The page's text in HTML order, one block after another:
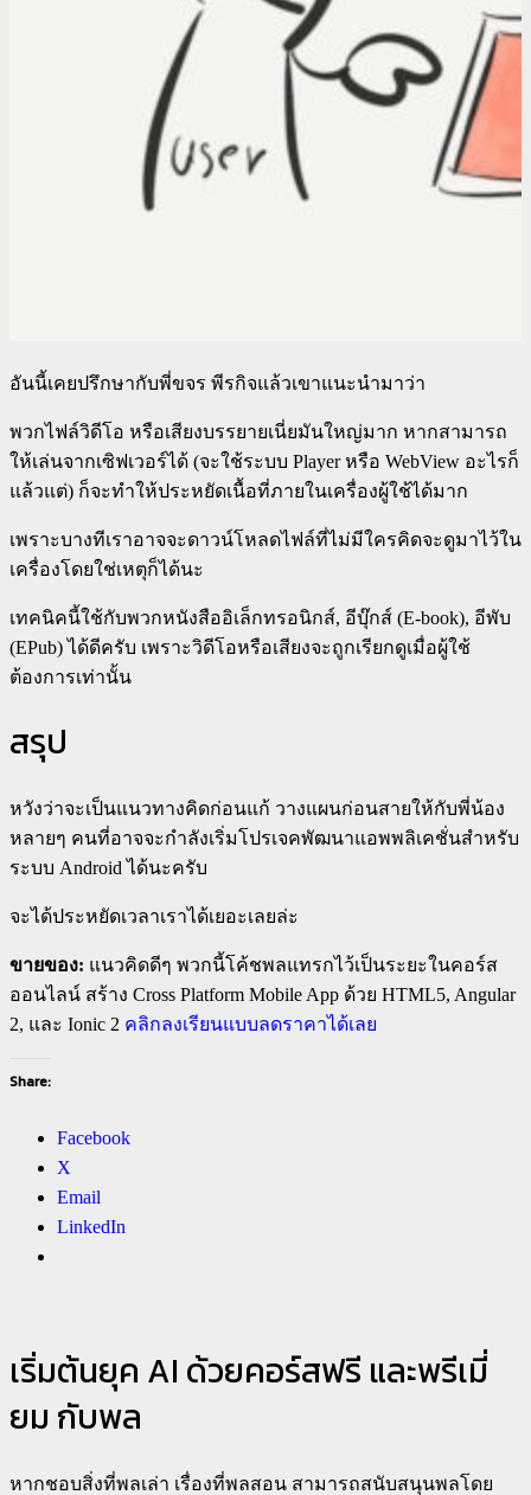
อันนี้เคยปรึกษากับพี่ขจร พีรกิจแล้วเขาแนะนำมาว่า
พวกไฟล์วิดีโอ หรือเสียงบรรยายเนี่ยมันใหญ่มาก หากสามารถ
ให้เล่นจากเซิฟเวอร์ได้ (จะใช้ระบบ Player หรือ WebView อะไรก็
แล้วแต่) ก็จะทำให้ประหยัดเนื้อที่ภายในเครื่องผู้ใช้ได้มาก
เพราะบางทีเราอาจจะดาวน์โหลดไฟล์ที่ไม่มีใครคิดจะดูมาไว้ใน
เครื่องโดยใช่เหตุก็ได้นะ
เทคนิคนี้ใช้กับพวกหนังสืออิเล็กทรอนิกส์, อีบุ๊กส์ (E-book), อีพับ
(EPub) ได้ดีครับ เพราะวิดีโอหรือเสียงจะถูกเรียกดูเมื่อผู้ใช้
ต้องการเท่านั้น
สรุป
หวังว่าจะเป็นแนวทางคิดก่อนแก้ วางแผนก่อนสายให้กับพี่น้อง
หลายๆ คนที่อาจจะกำลังเริ่มโปรเจคพัฒนาแอพพลิเคชั่นสำหรับ
ระบบ Android ได้นะครับ
จะได้ประหยัดเวลาเราได้เยอะเลยล่ะ
ขายของ: แนวคิดดีๆ พวกนี้โค้ชพลแทรกไว้เป็นระยะในคอร์ส
ออนไลน์ สร้าง Cross Platform Mobile App ด้วย HTML5, Angular
2, และ Ionic 2 คลิกลงเรียนแบบลดราคาได้เลย
Share:
Facebook
X
Email
LinkedIn
เริ่มต้นยุค AI ด้วยคอร์สฟรี และพรีเมี่
ยม กับพล
หากชอบสิ่งที่พลเล่า เรื่องที่พลสอน สามารถสนับสนุนพลโดย